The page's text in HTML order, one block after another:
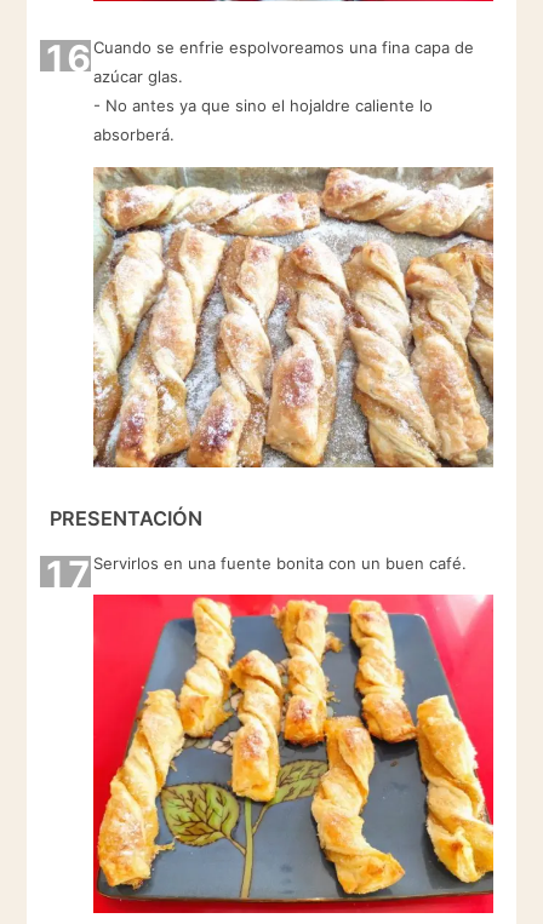
16Cuando se enfrie espolvoreamos una fina capa de
azúcar glas.
- No antes ya que sino el hojaldre caliente lo
absorberá.
PRESENTACIÓN
17 Servirlos en una fuente bonita con un buen café.